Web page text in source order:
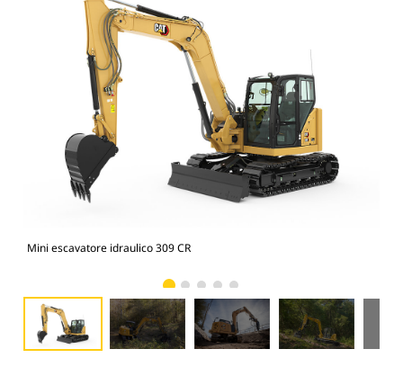
Mini escavatore idraulico 309 CR